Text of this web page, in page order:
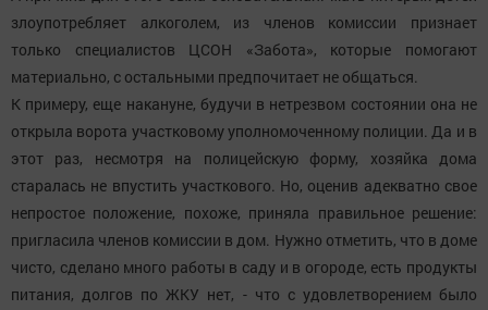
злоупотребляет алкоголем, из членов комиссии признает
только специалистов ЦСОН «Забота», которые помогают
материально, с остальными предпочитает не общаться.
К примеру, еще накануне, будучи в нетрезвом состоянии она не
открыла ворота участковому уполномоченному полиции. Да и в
этот раз, несмотря на полицейскую форму, хозяйка дома
старалась не впустить участкового. Но, оценив адекватно свое
непростое положение, похоже, приняла правильное решение:
пригласила членов комиссии в дом. Нужно отметить, что в доме
чисто, сделано много работы в саду и в огороде, есть продукты
питания, долгов по ЖКУ нет, - что с удовлетворением было